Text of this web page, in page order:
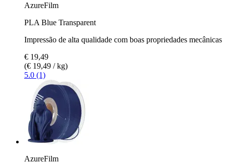
AzureFilm
PLA Blue Transparent
Impressão de alta qualidade com boas propriedades mecânicas
€ 19,49
(€ 19,49 / kg)
5.0 (1)
AzureFilm